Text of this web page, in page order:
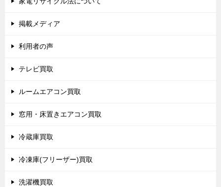
掲載メディア
利用者の声
テレビ買取
ルームエアコン買取
窓用・床置きエアコン買取
冷蔵庫買取
冷凍庫(フリーザー)買取
洗濯機買取